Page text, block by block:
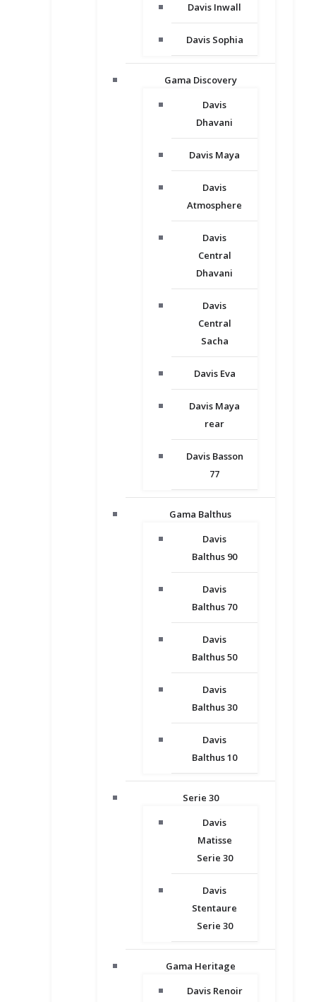
Davis Inwall
Davis Sophia
Gama Discovery
Davis
Dhavani
Davis Maya
Davis
Atmosphere
Davis
Central
Dhavani
Davis
Central
Sacha
Davis Eva
Davis Maya
rear
Davis Basson
77
Gama Balthus
Davis
Balthus 90
Davis
Balthus 70
Davis
Balthus 50
Davis
Balthus 30
Davis
Balthus 10
Serie 30
Davis
Matisse
Serie 30
Davis
Stentaure
Serie 30
Gama Heritage
Davis Renoir